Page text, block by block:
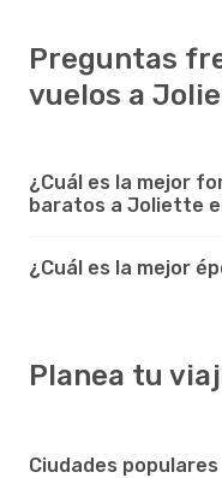
Preguntas
vuelos a
¿Cuál es la mejor
baratos a Joliette
¿Cuál es la mejor
Planea tu
Ciudades populares